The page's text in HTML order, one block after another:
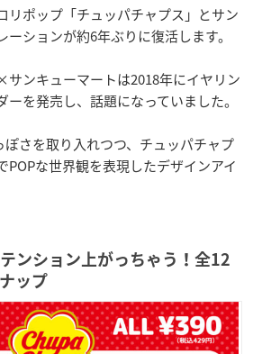
リポップ「チュッパチャプス」とサン
ションが約6年ぶりに復活します。
サンキューマートは2018年にイヤリン
を発売し、話題になっていました。
さを取り入れつつ、チュッパチャプ
POPな世界観を表現したデザインアイ
ンション上がっちゃう！全12
ップ